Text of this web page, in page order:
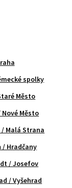
spolky
Město
Město
Malá Strana
/ Hradčany
/ Josefov
/ Vyšehrad